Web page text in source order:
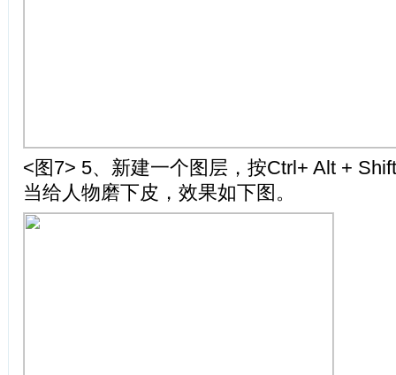
<图7> 5、新建一个图层，按Ctrl+ Alt +
当给人物磨下皮，效果如下图。